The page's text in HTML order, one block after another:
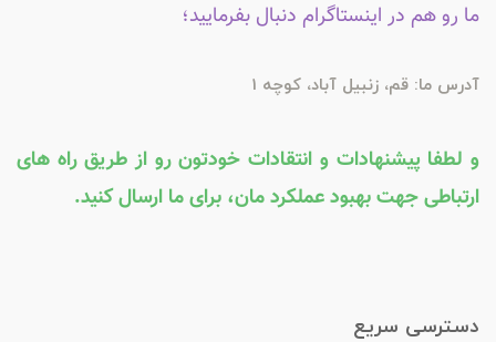
ما رو هم در اینستاگرام دنبال بفرمایید؛
آدرس ما: قم، زنبیل آباد، کوچه 1
و لطفا پیشنهادات و انتقادات خودتون رو از طریق راه های
ارتباطی جهت بهبود عملکرد مان، برای ما ارسال کنید.
دسترسی سریع